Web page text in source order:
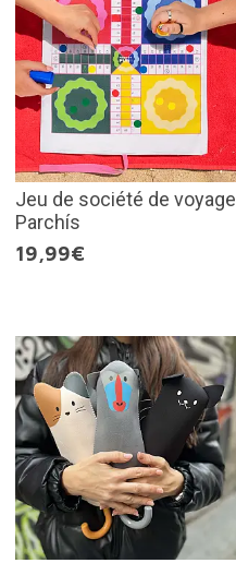
Jeu de société de voyage
Parchís
19,99€